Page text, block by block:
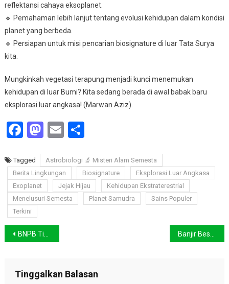
reflektansi cahaya eksoplanet.
🔹 Pemahaman lebih lanjut tentang evolusi kehidupan dalam kondisi
planet yang berbeda.
🔹 Persiapan untuk misi pencarian biosignature di luar Tata Surya
kita.
Mungkinkah vegetasi terapung menjadi kunci menemukan
kehidupan di luar Bumi? Kita sedang berada di awal babak baru
eksplorasi luar angkasa! (Marwan Aziz).
Facebook
Mastodon
EmailShare
Tagged
Astrobiologi 🔬 Misteri Alam Semesta
Berita Lingkungan
Biosignature
Eksplorasi Luar Angkasa
Exoplanet
Jejak Hijau
Kehidupan Ekstraterestrial
Menelusuri Semesta
Planet Samudra
Sains Populer
Terkini
Navigasi
BNPB Tinjau Banjir Jakarta Selatan: Bantuan Diberikan, Solusi Jangka Panjang Didorong
Tinggalkan Balasan